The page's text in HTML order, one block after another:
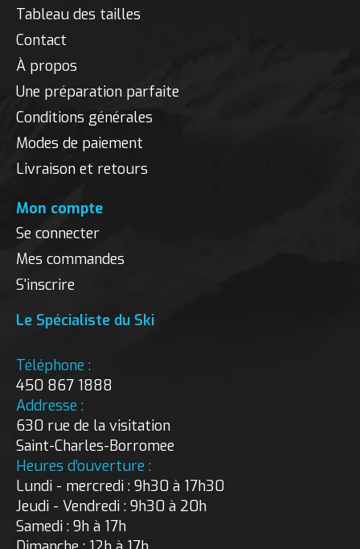
Tableau des tailles
Contact
À propos
Une préparation parfaite
Conditions générales
Modes de paiement
Livraison et retours
Mon compte
Se connecter
Mes commandes
S'inscrire
Le Spécialiste du Ski
Téléphone :
450 867 1888
Addresse :
630 rue de la visitation
Saint-Charles-Borromee
Heures d’ouverture :
Lundi - mercredi : 9h30 à 17h30
Jeudi - Vendredi : 9h30 à 20h
Samedi : 9h à 17h